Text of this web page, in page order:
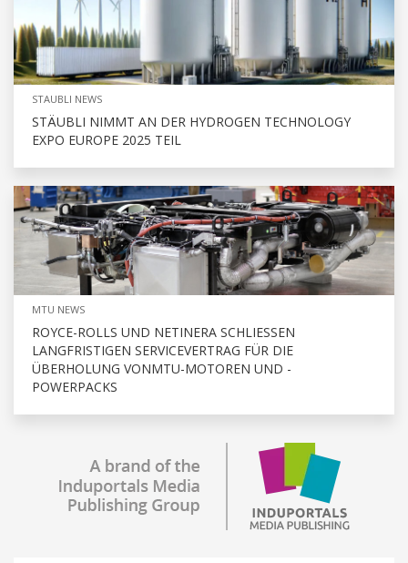
STAUBLI NEWS
STÄUBLI NIMMT AN DER HYDROGEN TECHNOLOGY
EXPO EUROPE 2025 TEIL
MTU NEWS
ROYCE-ROLLS UND NETINERA SCHLIESSEN
LANGFRISTIGEN SERVICEVERTRAG FÜR DIE
ÜBERHOLUNG VONMTU-MOTOREN UND -
POWERPACKS